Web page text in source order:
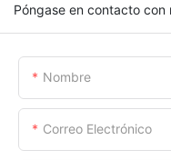
Póngase en contacto con
Nombre
Correo Electrónico